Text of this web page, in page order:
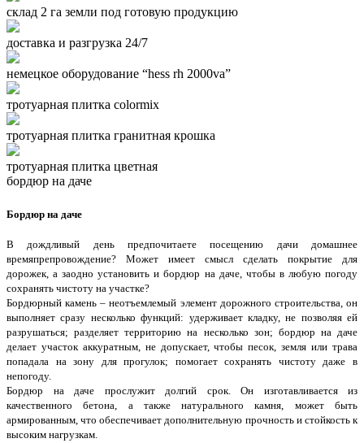
склад 2 га земли под готовую продукцию
доставка и разгрузка 24/7
немецкое оборудование “hess rh 2000va”
тротуарная плитка colormix
тротуарная плитка гранитная крошка
тротуарная плитка цветная
бордюр на даче
Бордюр на даче
В дождливый день предпочитаете посещению дачи домашнее
времяпрепровождение? Может имеет смысл сделать покрытие для
дорожек, а заодно установить и бордюр на даче, чтобы в любую погоду
сохранять чистоту на участке?
Бордюрный камень – неотъемлемый элемент дорожного строительства, он
выполняет сразу несколько функций: удерживает кладку, не позволяя ей
разрушаться; разделяет территорию на несколько зон; бордюр на даче
делает участок аккуратным, не допускает, чтобы песок, земля или трава
попадала на зону для прогулок; помогает сохранять чистоту даже в
непогоду.
Бордюр на даче прослужит долгий срок. Он изготавливается из
качественного бетона, а также натурального камня, может быть
армированным, что обеспечивает дополнительную прочность и стойкость к
высоким нагрузкам.